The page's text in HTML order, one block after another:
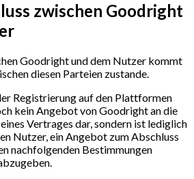
zwischen Goodright
Goodright und dem Nutzer kommt
diesen Parteien zustande.
Registrierung auf den Plattformen
kein Angebot von Goodright an die
Vertrages dar, sondern ist lediglich
Nutzer, ein Angebot zum Abschluss
nachfolgenden Bestimmungen